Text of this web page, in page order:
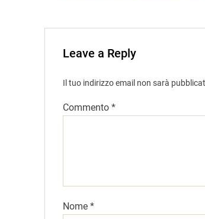
Leave a Reply
Il tuo indirizzo email non sarà
Commento *
Nome *